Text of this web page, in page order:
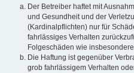
Der Betreiber haftet mit
und Gesundheit und der
(Kardinalpflichten) nur für
fahrlässiges Verhalten
Folgeschäden wie
Die Haftung ist gegenüber
grob fahrlässigem Verhalten